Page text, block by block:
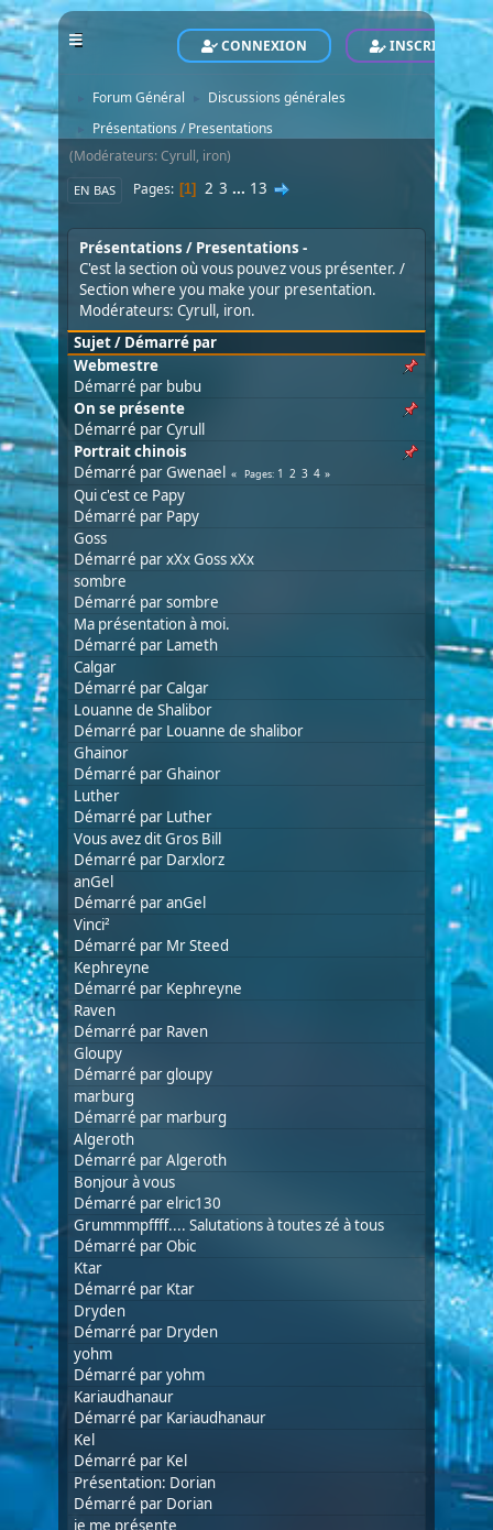
CONNEXION
INSCRIVEZ-
POLARIS - Le Site Officiel - Official Website
Forum
Forum Général Discussions générales
Présentations / Presentations
(Modérateurs:Cyrull, iron)
EN BAS Pages 1 2 3 ... 13
Présentations / Presentations
C'est la section où vous pouvez vous présenter. /
Section where you make your presentation.
Modérateurs: Cyrull, iron.
Sujet/ Démarré par
Webmestre
Démarré par bubu
On se présente
Démarré parCyrull
Portrait chinois
Démarré parGwenael Pages 1 2 3 4
Qui c'est ce Papy
Démarré par Papy
Goss
Démarré parxXx Goss xXx
sombre
Démarré parsombre
Ma présentation à moi.
Démarré par Lameth
Calgar
Démarré parCalgar
Louanne de Shalibor
Démarré par Louanne de shalibor
Ghainor
Démarré parGhainor
Luther
Démarré par Luther
Vous avez dit Gros Bill
Démarré par Darxlorz
anGel
Démarré paranGel
Vinci²
Démarré par Mr Steed
Kephreyne
Démarré par Kephreyne
Raven
Démarré par Raven
Gloupy
Démarré pargloupy
marburg
Démarré par marburg
Algeroth
Démarré parAlgeroth
Bonjour à vous
Démarré parelric130
Grummmpffff.... Salutations à toutes zé à tous
Démarré par Obic
Ktar
Démarré par Ktar
Dryden
Démarré par Dryden
yohm
Démarré par yohm
Kariaudhanaur
Démarré par Kariaudhanaur
Kel
Démarré par Kel
Présentation: Dorian
Démarré par Dorian
je me présente